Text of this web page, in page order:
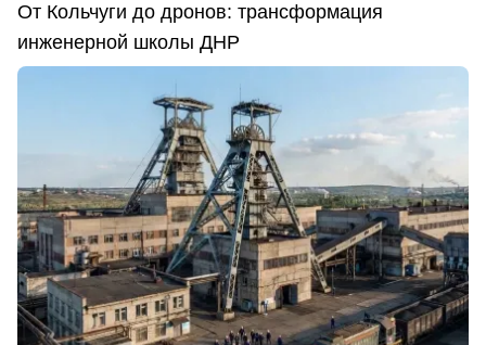
От Кольчуги до дронов: трансформация
инженерной школы ДНР